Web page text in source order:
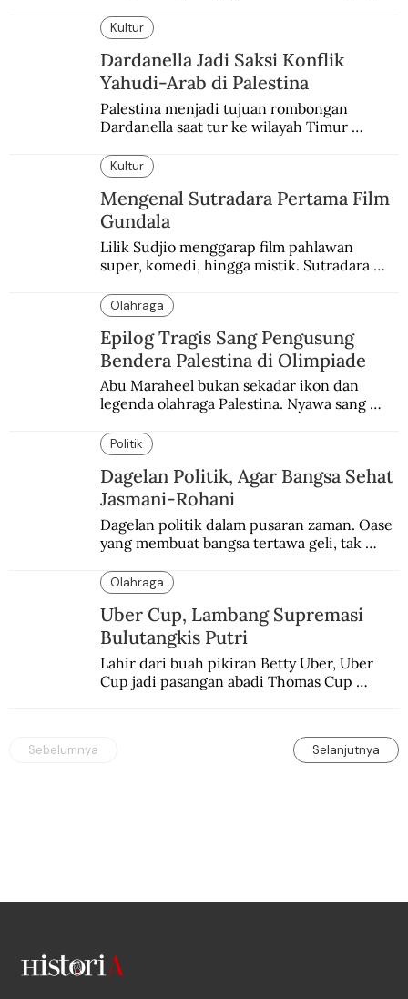
enam dekade lampau.
Kultur
Dardanella Jadi Saksi Konflik
Yahudi-Arab di Palestina
Palestina menjadi tujuan rombongan
Dardanella saat tur ke wilayah Timur
ketegangan antara orang Yahudi dan
penduduk Arab.
Kultur
Mengenal Sutradara Pertama Film
Gundala
Lilik Sudjio menggarap film pahlawan
super, komedi, hingga mistik. Sutradara
Olahraga
Epilog Tragis Sang Pengusung
Bendera Palestina di Olimpiade
Abu Maraheel bukan sekadar ikon dan
legenda olahraga Palestina. Nyawa sang
memblokade Rafah.
Politik
Dagelan Politik, Agar Bangsa Sehat
Jasmani-Rohani
Dagelan politik dalam pusaran zaman. Oase
yang membuat bangsa tertawa geli, tak
Olahraga
Uber Cup, Lambang Supremasi
Bulutangkis Putri
Lahir dari buah pikiran Betty Uber, Uber
Cup jadi pasangan abadi Thomas Cup
Sebelumnya Selanjutnya